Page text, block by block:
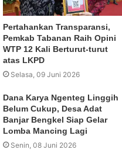
Pertahankan Transparansi,
Pemkab Tabanan Raih Opini
WTP 12 Kali Berturut-turut
atas LKPD
Selasa, 09 Juni 2026
Dana Karya Ngenteg Linggih
Belum Cukup, Desa Adat
Banjar Bengkel Siap Gelar
Lomba Mancing Lagi
Senin, 08 Juni 2026